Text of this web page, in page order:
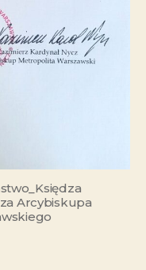
Arcybiskupa